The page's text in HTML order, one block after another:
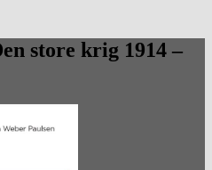
store krig 1914 –